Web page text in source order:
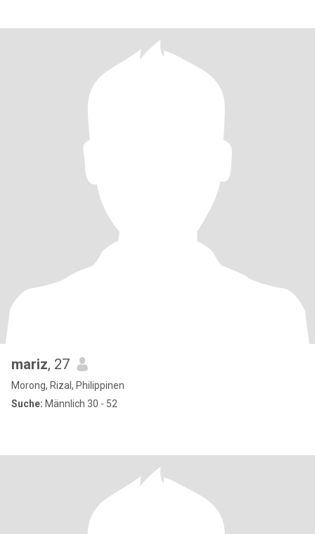
mariz, 27
Morong, Rizal, Philippinen
Suche: Männlich 30 - 52